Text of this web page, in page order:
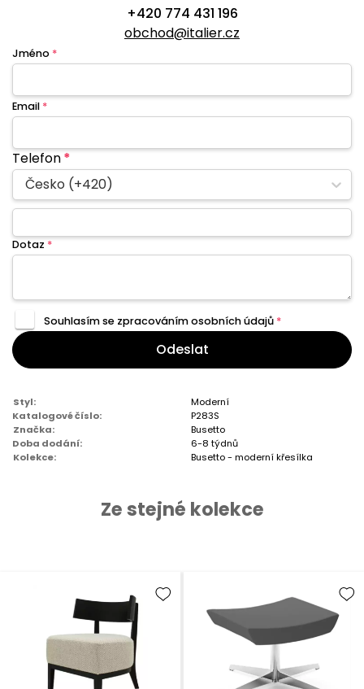
+420 774 431 196
obchod@italier.cz
Jméno *
Email *
Telefon*
Česko (+420)
Dotaz *
Souhlasím se zpracovánímosobních údajů *
Odeslat
Styl:
Moderní
Katalogové číslo:
P283S
Značka:
Busetto
Doba dodání:
6-8 týdnů
Kolekce:
Busetto - moderní křesílka
Ze stejné kolekce